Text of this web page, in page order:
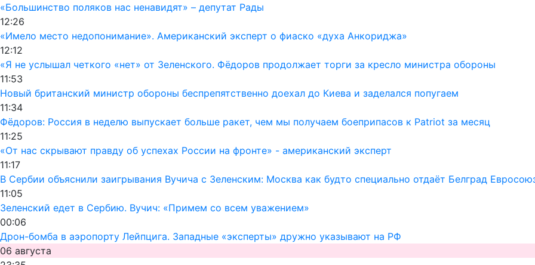
«Большинство поляков нас ненавидят» – депутат Рады
12:26
«Имело место недопонимание». Американский эксперт о фиаско «духа Анкориджа»
12:12
«Я не услышал четкого «нет» от Зеленского. Фёдоров продолжает торги за кресло министра обороны
11:53
Новый британский министр обороны беспрепятственно доехал до Киева и заделался попугаем
11:34
Фёдоров: Россия в неделю выпускает больше ракет, чем мы получаем боеприпасов к Patriot за месяц
11:25
«От нас скрывают правду об успехах России на фронте» - американский эксперт
11:17
В Сербии объяснили заигрывания Вучича с Зеленским: Москва как будто специально отдаёт Белград
11:05
Зеленский едет в Сербию. Вучич: «Примем со всем уважением»
00:06
Дрон-бомба в аэропорту Лейпцига. Западные «эксперты» дружно указывают на РФ
06 августа